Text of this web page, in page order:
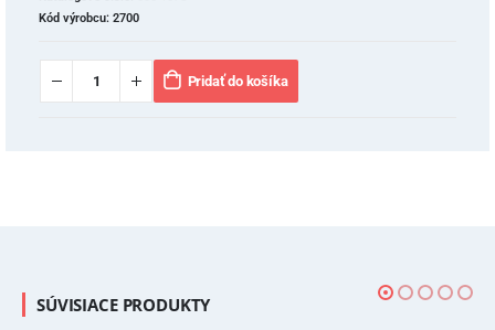
Kód výrobcu: 2700
Pridať do košíka
SÚVISIACE PRODUKTY